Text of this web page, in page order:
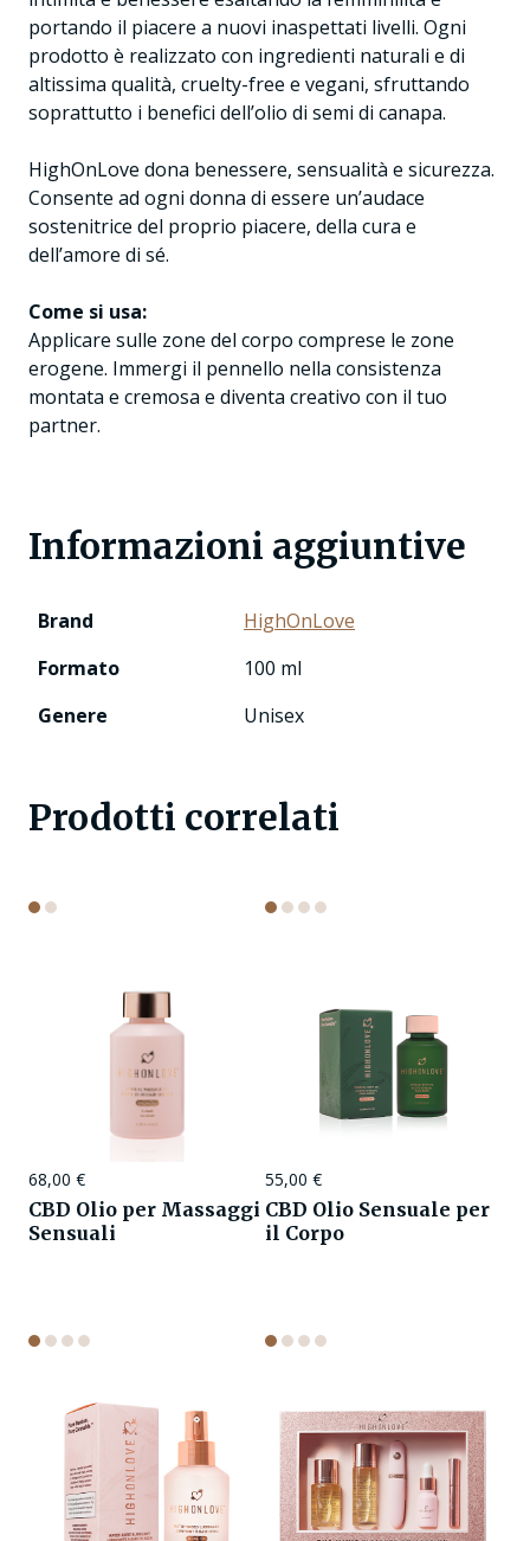
portando il piacere a nuovi inaspettati livelli. Ogni
prodotto è realizzato con ingredienti naturali e di
altissima qualità, cruelty-free e vegani, sfruttando
soprattutto i benefici dell’olio di semi di canapa.
HighOnLove dona benessere, sensualità e sicurezza.
Consente ad ogni donna di essere un’audace
sostenitrice del proprio piacere, della cura e
dell’amore di sé.
Come si usa:
Applicare sulle zone del corpo comprese le zone
erogene. Immergi il pennello nella consistenza
montata e cremosa e diventa creativo con il tuo
partner.
Informazioni aggiuntive
Brand
HighOnLove
Formato
100 ml
Genere
Unisex
Prodotti correlati
68,00 €
CBD Olio per Massaggi
Sensuali
55,00 €
CBD Olio Sensuale per
il Corpo